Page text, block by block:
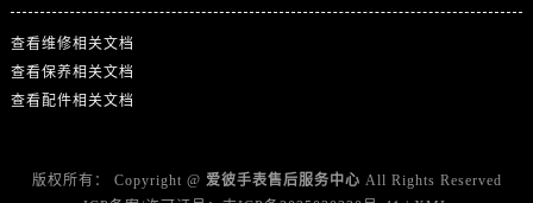
广东省深圳市罗湖区深南东路5001号华润大厦17层1701室爱彼售后服务中心（需提前预约）
广西壮族自治区百色市右江区中山二路爱彼售后服务中心（需提前预约）
查看维修相关文档
查看保养相关文档
查看配件相关文档
版权所有： Copyright @ 爱彼手表售后服务中心 All Rights Reserved